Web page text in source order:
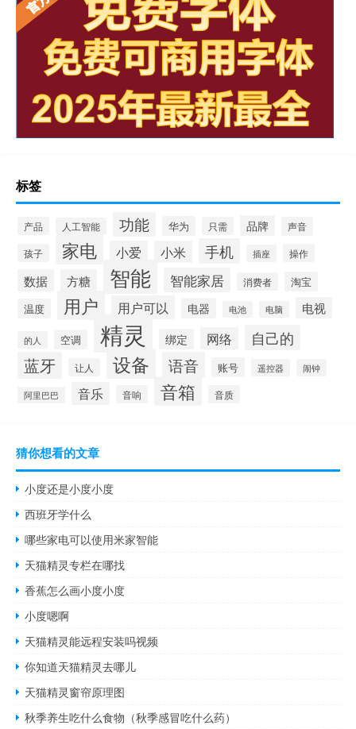
标签
产品 人工智能 功能 华为 只需 品牌 声音
孩子 家电 小爱 小米 手机 插座 操作
数据 方糖 智能 智能家居 消费者
淘宝
温度
用户 用户可以 电器 电池 电脑 电视
的人 空调 精灵 绑定 网络 自己的
蓝牙 让人 设备 语音 账号 遥控器 闹钟
阿里巴巴 音乐 音响 音箱 音质
猜你想看的文章
小度还是小度小度
西班牙学什么
哪些家电可以使用米家智能
天猫精灵专栏在哪找
香蕉怎么画小度小度
小度嗯啊
天猫精灵能远程安装吗视频
你知道天猫精灵去哪儿
天猫精灵窗帘原理图
秋季养生吃什么食物（秋季感冒吃什么药）